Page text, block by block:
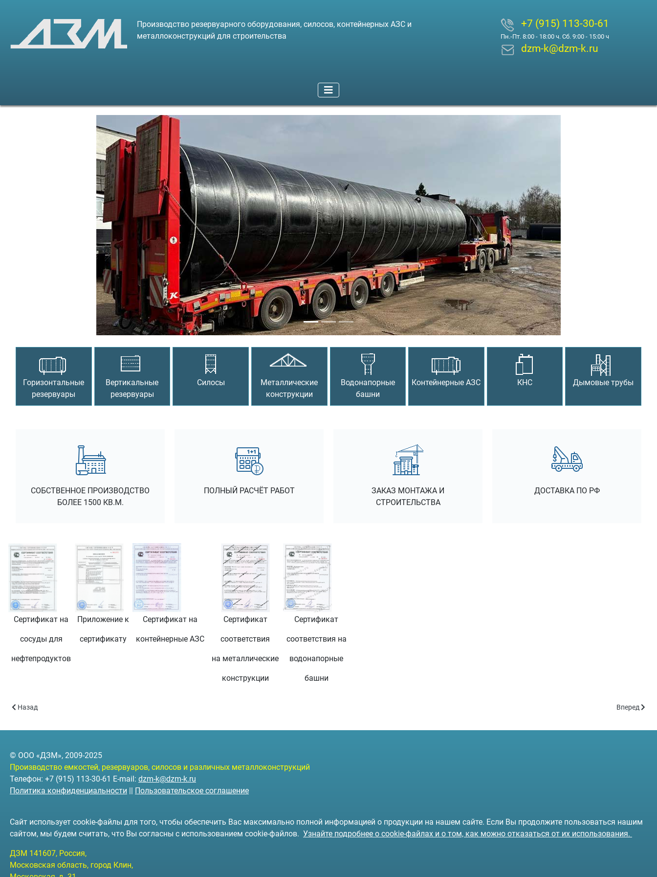
Производство резервуарного оборудования, силосов, контейнерных АЗС и
металлоконструкций для строительства
+7 (915) 113-30-61
Пн.-Пт. 8:00 - 18:00 ч. Сб. 9:00 - 15:00 ч
dzm-k@dzm-k.ru
Предыдущий
Горизонтальные
резервуары
Вертикальные
резервуары
Силосы
Металлические
конструкции
Водонапорные
башни
Контейнерные АЗС КНС Дымовые трубы
СОБСТВЕННОЕ ПРОИЗВОДСТВО
БОЛЕЕ 1500 КВ.М.
ПОЛНЫЙ РАСЧЁТ РАБОТ
ЗАКАЗ МОНТАЖА И
СТРОИТЕЛЬСТВА
ДОСТАВКА ПО РФ
Сертификат на
сосуды для
нефтепродуктов
Приложение к
сертификату
Сертификат на
контейнерные АЗС
Сертификат
соответствия
на металлические
конструкции
Сертификат
соответствия на
водонапорные
башни
Предыдущий: Дымовые трубы и воздуховоды
Назад Вперед
© ООО «ДЗМ», 2009-2025
Производство емкостей, резервуаров, силосов и различных металлоконструкций
Телефон: +7 (915) 113-30-61 E-mail: dzm-k@dzm-k.ru
Политика конфиденциальности || Пользовательское соглашение
Сайт использует cookie-файлы для того, чтобы обеспечить Вас максимально полной информацией о продукции на нашем сайте. Если Вы продолжите пользоваться нашим
сайтом, мы будем считать, что Вы согласны с использованием cookie-файлов. Узнайте подробнее о cookie-файлах и о том, как можно отказаться от их использования.
ДЗМ 141607, Россия,
Московская область, город Клин,